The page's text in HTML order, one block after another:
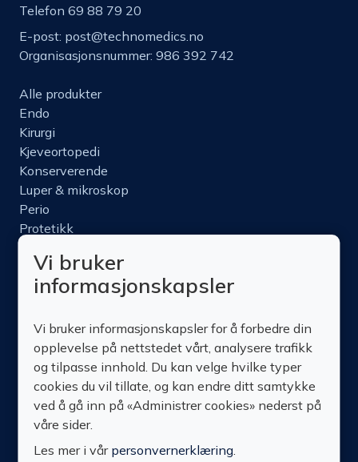
Telefon 69 88 79 20
E-post: post@technomedics.no
Organisasjonsnummer: 986 392 742
Alle produkter
Endo
Kirurgi
Kjeveortopedi
Konserverende
Luper & mikroskop
Perio
Protetikk
Nettbutikk
Om oss
Kontakt oss
Vi bruker
informasjonskapsler
Vi bruker informasjonskapsler for å forbedre din
opplevelse på nettstedet vårt, analysere trafikk
og tilpasse innhold. Du kan velge hvilke typer
cookies du vil tillate, og kan endre ditt samtykke
ved å gå inn på «Administrer cookies» nederst på
våre sider.
Les mer i vår personvernerklæring.